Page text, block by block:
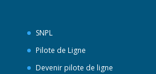
SNPL
Pilote de Ligne
Devenir pilote de ligne